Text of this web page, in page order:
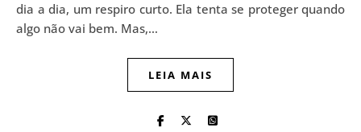
dia a dia, um respiro curto. Ela tenta se proteger quando
algo não vai bem. Mas,…
LEIA MAIS